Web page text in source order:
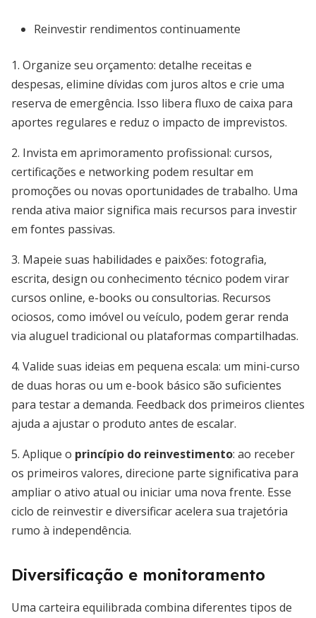
Reinvestir rendimentos continuamente
1. Organize seu orçamento: detalhe receitas e
despesas, elimine dívidas com juros altos e crie uma
reserva de emergência. Isso libera fluxo de caixa para
aportes regulares e reduz o impacto de imprevistos.
2. Invista em aprimoramento profissional: cursos,
certificações e networking podem resultar em
promoções ou novas oportunidades de trabalho. Uma
renda ativa maior significa mais recursos para investir
em fontes passivas.
3. Mapeie suas habilidades e paixões: fotografia,
escrita, design ou conhecimento técnico podem virar
cursos online, e-books ou consultorias. Recursos
ociosos, como imóvel ou veículo, podem gerar renda
via aluguel tradicional ou plataformas compartilhadas.
4. Valide suas ideias em pequena escala: um mini-curso
de duas horas ou um e-book básico são suficientes
para testar a demanda. Feedback dos primeiros clientes
ajuda a ajustar o produto antes de escalar.
5. Aplique o princípio do reinvestimento: ao receber
os primeiros valores, direcione parte significativa para
ampliar o ativo atual ou iniciar uma nova frente. Esse
ciclo de reinvestir e diversificar acelera sua trajetória
rumo à independência.
Diversificação e monitoramento
Uma carteira equilibrada combina diferentes tipos de